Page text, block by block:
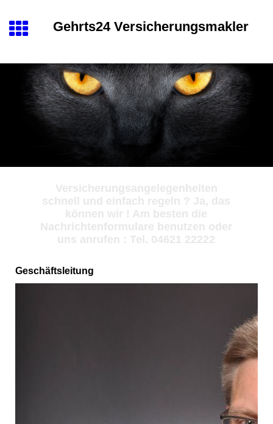
Gehrts24 Versicherungsmakler
Geschäftsleitung